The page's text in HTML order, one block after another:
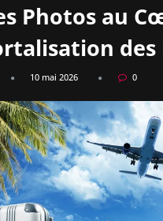
Photos au
10 mai 2026 0